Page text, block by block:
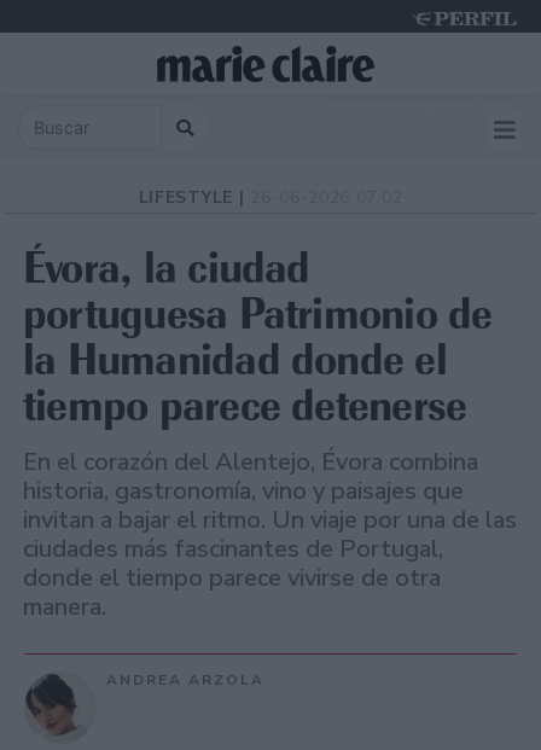
LIFESTYLE |
Évora, la ciudad
portuguesa Patrimonio de
la Humanidad donde el
tiempo parece detenerse
En el corazón del Alentejo, Évora combina
historia, gastronomía, vino y paisajes que
invitan a bajar el ritmo. Un viaje por una de las
ciudades más fascinantes de Portugal,
donde el tiempo parece vivirse de otra
manera.
ANDREA ARZOLA